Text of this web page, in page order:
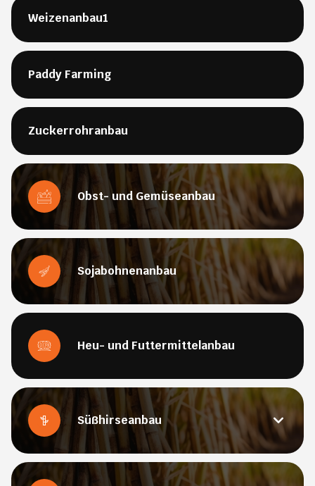
Weizenanbau1
Paddy Farming
Zuckerrohranbau
Obst- und Gemüseanbau
Sojabohnenanbau
Heu- und Futtermittelanbau
Süßhirseanbau